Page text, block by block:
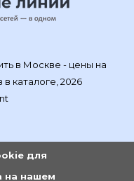
в Москве - цены на
каталоге, 2026
для
на нашем